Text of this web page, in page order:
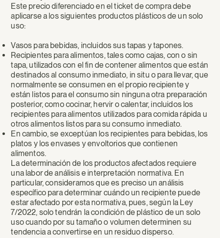
Este precio diferenciado en el ticket de compra debe
aplicarse a los siguientes productos plásticos de un solo
uso:
Vasos para bebidas, incluidos sus tapas y tapones.
Recipientes para alimentos, tales como cajas, con o sin
tapa, utilizados con el fin de contener alimentos que están
destinados al consumo inmediato, in situ o para llevar, que
normalmente se consumen en el propio recipiente y
están listos para el consumo sin ninguna otra preparación
posterior, como cocinar, hervir o calentar, incluidos los
recipientes para alimentos utilizados para comida rápida u
otros alimentos listos para su consumo inmediato.
En cambio, se exceptúan los recipientes para bebidas, los
platos y los envases y envoltorios que contienen
alimentos.
La determinación de los productos afectados requiere
una labor de análisis e interpretación normativa. En
particular, consideramos que es preciso un análisis
específico para determinar cuándo un recipiente puede
estar afectado por esta normativa, pues, según la Ley
7/2022, solo tendrán la condición de plástico de un solo
uso cuando por su tamaño o volumen determinen su
tendencia a convertirse en un residuo disperso.